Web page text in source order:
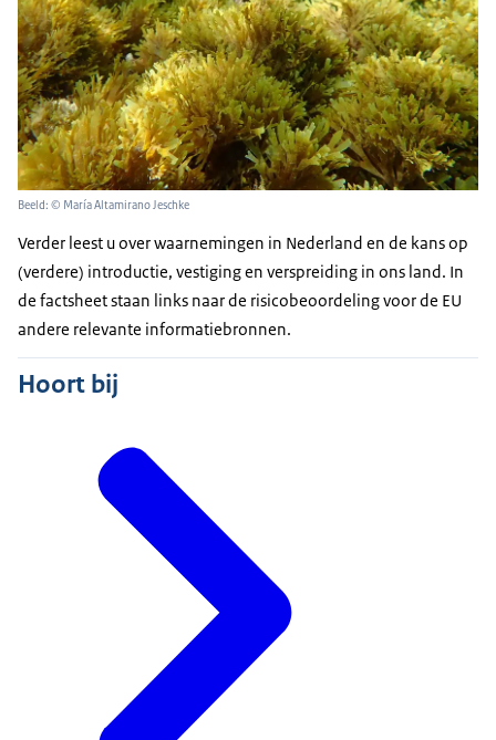
Beeld: © María Altamirano Jeschke
Verder leest u over waarnemingen in Nederland en de kans op
(verdere) introductie, vestiging en verspreiding in ons land. In
de factsheet staan links naar de risicobeoordeling voor de EU
andere relevante informatiebronnen.
Hoort bij